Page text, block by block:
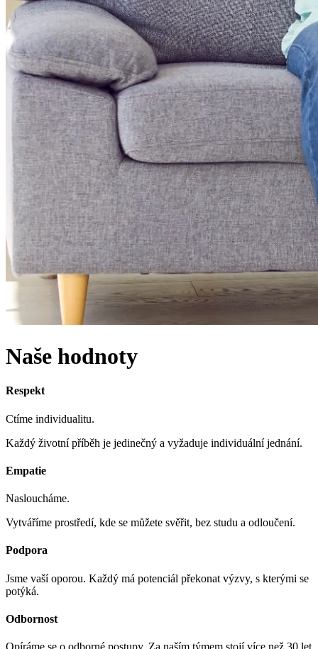
Naše hodnoty
Respekt
Ctíme individualitu.
Každý životní příběh je jedinečný a vyžaduje individuální jednání.
Empatie
Nasloucháme.
Vytváříme prostředí, kde se můžete svěřit, bez studu a odloučení.
Podpora
Jsme vaší oporou. Každý má potenciál překonat výzvy, s kterými se
potýká.
Odbornost